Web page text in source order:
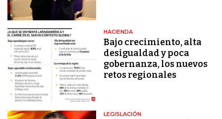
HACIENDA
Bajo crecimiento, alta
desigualdad y poca
gobernanza, los nuevos
retos regionales
LEGISLACIÓN